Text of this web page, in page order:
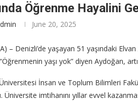
Öğrenme Hayalini
June 20, 2025
– Denizli’de yaşayan 51 yaşındaki
yaşı yok” diyen Aydoğan,
İnsan ve Toplum Bilimleri
Üniversite imtihanını yıllar evvel